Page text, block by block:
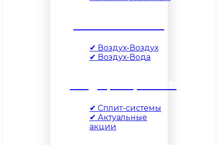
✔ Воздух-Воздух
✔ Воздух-Вода
✔ Сплит-системы
✔ Актуальные
акции